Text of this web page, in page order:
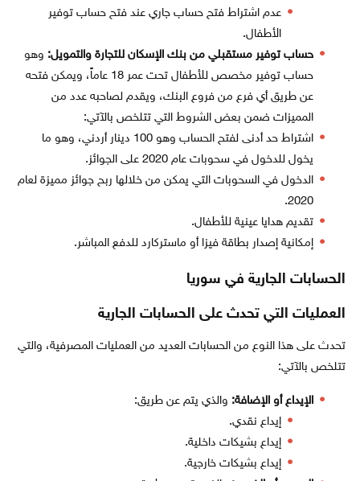
عدم اشتراط فتح حساب جاري عند فتح حساب توفير
الأطفال.
حساب توفير مستقبلي من بنك الإسكان للتجارة والتمويل: وهو
حساب توفير مخصص للأطفال تحت عمر 18 عاماً، ويمكن فتحه
عن طريق أي فرع من فروع البنك، ويقدم لصاحبه عدد من
المميزات ضمن بعض الشروط التي تتلخص بالآتي:
اشتراط حد أدنى لفتح الحساب وهو 100 دينار أردني، وهو ما
يخول للدخول في سحوبات عام 2020 على الجوائز.
الدخول في السحوبات التي يمكن من خلالها ربح جوائز مميزة لعام
2020.
تقديم هدايا عينية للأطفال.
إمكانية إصدار بطاقة فيزا أو ماستركارد للدفع المباشر.
الحسابات الجارية في سوريا
العمليات التي تحدث على الحسابات الجارية
تحدث على هذا النوع من الحسابات العديد من العمليات المصرفية، والتي
تتلخص بالآتي:
الإيداع أو الإضافة: والذي يتم عن طريق:
إيداع نقدي.
إيداع بشيكات داخلية.
إيداع بشيكات خارجية.